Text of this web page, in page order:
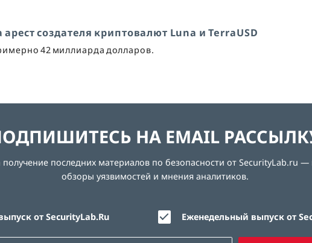
создателя криптовалют Luna и TerraUSD
42 миллиарда долларов.
НА EMAIL
последних материалов по безопасности от SecurityLab.ru —
обзоры уязвимостей и мнения аналитиков.
от SecurityLab.Ru Еженедельный выпуск от